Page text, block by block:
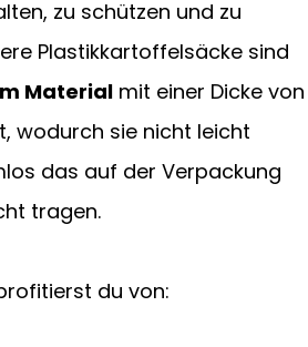
zu schützen und zu
Plastikkartoffelsäcke sind
Material mit einer Dicke von
wodurch sie nicht leicht
das auf der Verpackung
tragen.
du von: